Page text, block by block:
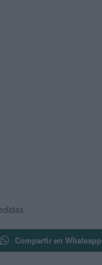
Compartir en Whatsapp